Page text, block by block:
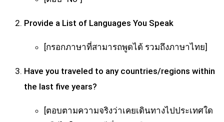
Provide a List of Languages You Speak
[กรอกภาษาที่สามารถพูดได้ รวมถึงภาษาไทย]
Have you traveled to any countries/regions within
the last five years?
[ตอบตามความจริงว่าเคยเดินทางไปประเทศใด